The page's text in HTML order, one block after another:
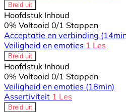
Breid uit
Hoofdstuk Inhoud
0% Voltooid 0/1 Stappen
Acceptatie en verbinding
Veiligheid en emoties 1 Les
Breid uit
Hoofdstuk Inhoud
0% Voltooid 0/1 Stappen
Veiligheid en emoties (18min)
Assertiviteit 1 Les
Breid uit